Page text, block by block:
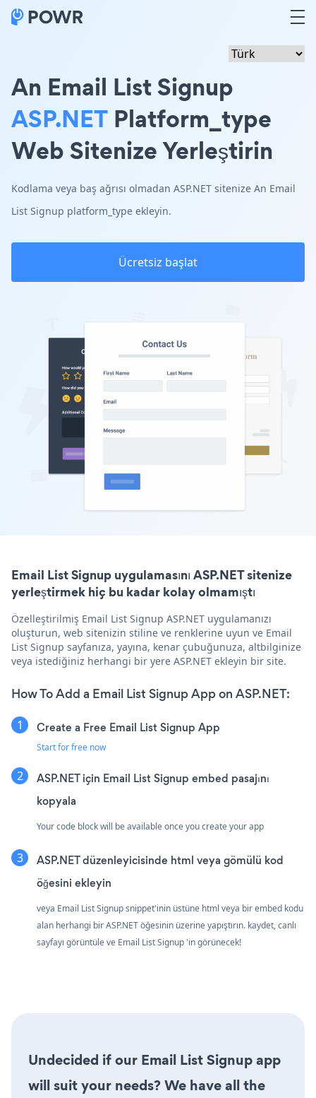
An Email List Signup
ASP.NET Platform_type
Web Sitenize Yerleştirin
Kodlama veya baş ağrısı olmadan ASP.NET sitenize An Email
List Signup platform_type ekleyin.
Ücretsiz başlat
Email List Signup uygulamasını ASP.NET sitenize
yerleştirmek hiç bu kadar kolay olmamıştı
Özelleştirilmiş Email List Signup ASP.NET uygulamanızı
oluşturun, web sitenizin stiline ve renklerine uyun ve Email
List Signup sayfanıza, yayına, kenar çubuğunuza, altbilginize
veya istediğiniz herhangi bir yere ASP.NET ekleyin bir site.
How To Add a Email List Signup App on ASP.NET:
Create a Free Email List Signup App
Start for free now
ASP.NET için Email List Signup embed pasajını
kopyala
Your code block will be available once you create your app
ASP.NET düzenleyicisinde html veya gömülü kod
öğesini ekleyin
veya Email List Signup snippet'inin üstüne html veya bir embed kodu
alan herhangi bir ASP.NET öğesinin üzerine yapıştırın. kaydet, canlı
sayfayı görüntüle ve Email List Signup 'in görünecek!
Undecided if our Email List Signup app
will suit your needs? We have all the